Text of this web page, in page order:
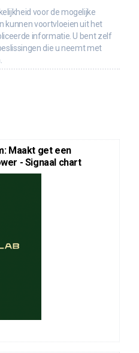
voor de mogelijke
kunnen voortvloeien uit het
informatie. U bent zelf
die u neemt met
Maakt get een
- Signaal chart